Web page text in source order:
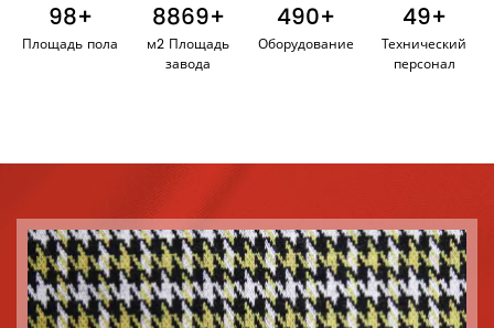
124+
Площадь пола
11222+
м2 Площадь
завода
620+
Оборудование
62+
Технический
персонал